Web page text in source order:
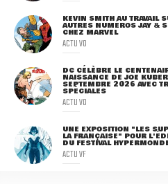
KEVIN SMITH AU TRAVAIL
AUTRES NUMÉROS JAY &
CHEZ MARVEL
ACTU VO
DC CÉLÈBRE LE
NAISSANCE DE JOE
SEPTEMBRE 2026 AVEC
SPÉCIALES
ACTU VO
UNE EXPOSITION "LES
LA FRANÇAISE" POUR
DU FESTIVAL
ACTU VF